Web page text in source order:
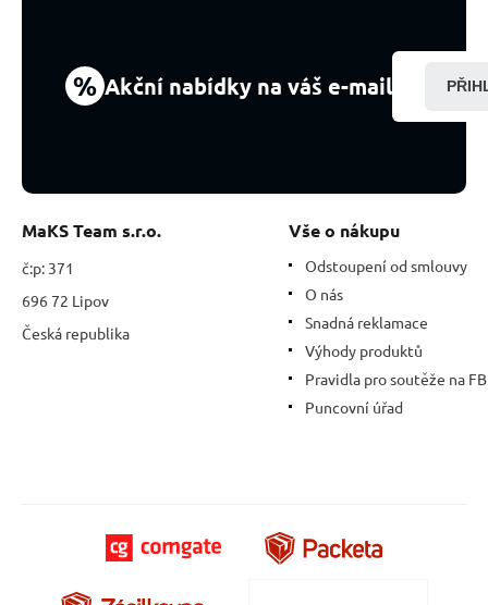
cm,
kámen
% Akční nabídky na váš e-mail
MaKS Team s.r.o.
č:p: 371
696 72 Lipov
Česká republika
Vše o nákupu
Odstoupení od smlouvy
O nás
Snadná reklamace
Výhody produktů
Pravidla pro soutěže na FB
Puncovní úřad